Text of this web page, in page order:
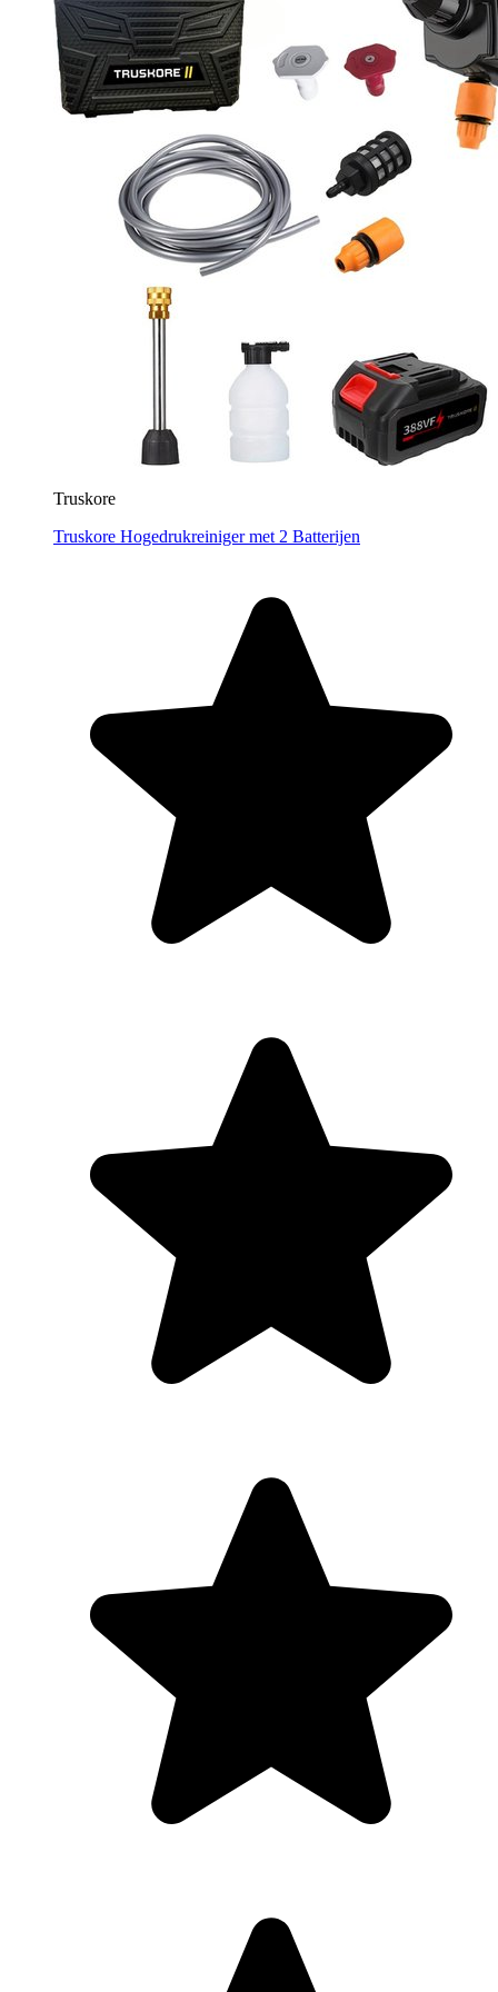
Truskore
Truskore Hogedrukreiniger met 2 Batterijen